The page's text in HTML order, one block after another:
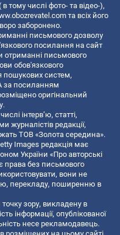
тому числі фото- та відео-),
та всіх його
заборонено.
письмового дозволу
посилання на сайт
отриманні письмового
обов'язкового
пошукових систем,
за посиланням
оригінальний
інтерв’ю, статті,
журналістів редакції,
ТОВ «Золота середина».
Images редакція має
України «Про авторські
права без письмового
вони не
перекладу, поширенню в
зору, викладену в
інформації, опублікованої
несе рекламодавець.